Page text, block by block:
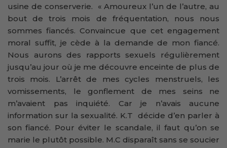
usine de conserverie. « Amoureux l’un de l’autre, au
bout de trois mois de fréquentation, nous nous
sommes fiancés. Convaincue que cet engagement
moral suffit, je cède à la demande de mon fiancé.
Nous aurons des rapports sexuels régulièrement
jusqu’au jour où je me découvre enceinte de plus de
trois mois. L’arrêt de mes cycles menstruels, les
vomissements, le gonflement de mes seins ne
m’avaient pas inquiété. Car je n’avais aucune
information sur la sexualité. K.T décide d’en parler à
son fiancé. Pour éviter le scandale, il faut qu’on se
marie le plutôt possible. M.C disparaît sans se soucier